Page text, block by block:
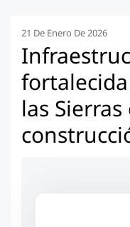
21 De Enero De 2026
las Sierras